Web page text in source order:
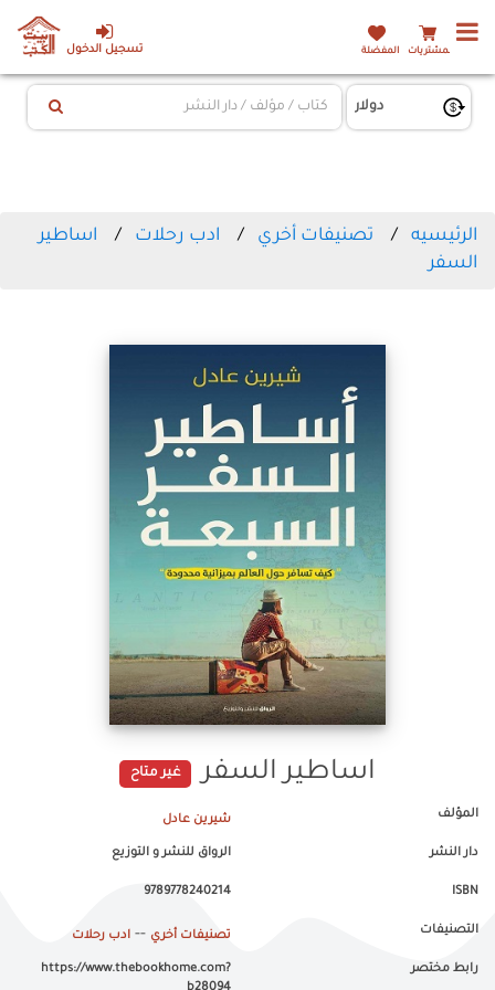
تسجيل الدخول المشتريات المفضلة
الرئيسيه تصنيفات أخري ادب رحلات
اساطير
السفر
اساطير السفر غير متاح
المؤلف شيرين عادل
دار النشر الرواق للنشر و التوزيع
ISBN
9789778240214
التصنيفات تصنيفات أخري -- ادب رحلات
رابط مختصر
https://www.thebookhome.com?